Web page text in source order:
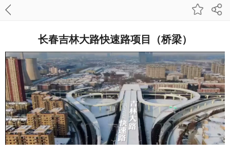
长春吉林大路快速路项目（桥梁）